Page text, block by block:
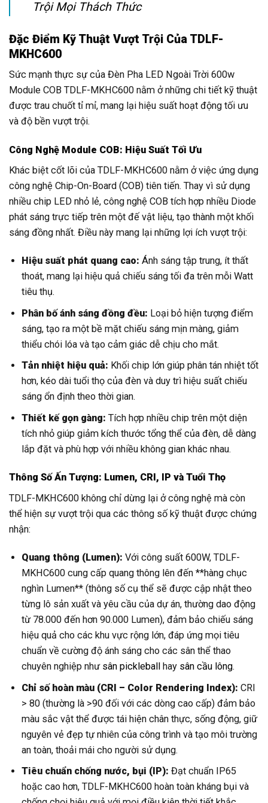
Trội Mọi Thách Thức
Đặc Điểm Kỹ Thuật Vượt Trội Của TDLF-
MKHC600
Sức mạnh thực sự của Đèn Pha LED Ngoài Trời 600w
Module COB TDLF-MKHC600 nằm ở những chi tiết kỹ thuật
được trau chuốt tỉ mỉ, mang lại hiệu suất hoạt động tối ưu
và độ bền vượt trội.
Công Nghệ Module COB: Hiệu Suất Tối Ưu
Khác biệt cốt lõi của TDLF-MKHC600 nằm ở việc ứng dụng
công nghệ Chip-On-Board (COB) tiên tiến. Thay vì sử dụng
nhiều chip LED nhỏ lẻ, công nghệ COB tích hợp nhiều Diode
phát sáng trực tiếp trên một đế vật liệu, tạo thành một khối
sáng đồng nhất. Điều này mang lại những lợi ích vượt trội:
Hiệu suất phát quang cao: Ánh sáng tập trung, ít thất
thoát, mang lại hiệu quả chiếu sáng tối đa trên mỗi Watt
tiêu thụ.
Phân bố ánh sáng đồng đều: Loại bỏ hiện tượng điểm
sáng, tạo ra một bề mặt chiếu sáng mịn màng, giảm
thiểu chói lóa và tạo cảm giác dễ chịu cho mắt.
Tản nhiệt hiệu quả: Khối chip lớn giúp phân tán nhiệt tốt
hơn, kéo dài tuổi thọ của đèn và duy trì hiệu suất chiếu
sáng ổn định theo thời gian.
Thiết kế gọn gàng: Tích hợp nhiều chip trên một diện
tích nhỏ giúp giảm kích thước tổng thể của đèn, dễ dàng
lắp đặt và phù hợp với nhiều không gian khác nhau.
Thông Số Ấn Tượng: Lumen, CRI, IP và Tuổi Thọ
TDLF-MKHC600 không chỉ dừng lại ở công nghệ mà còn
thể hiện sự vượt trội qua các thông số kỹ thuật được chứng
nhận:
Quang thông (Lumen): Với công suất 600W, TDLF-
MKHC600 cung cấp quang thông lên đến **hàng chục
nghìn Lumen** (thông số cụ thể sẽ được cập nhật theo
từng lô sản xuất và yêu cầu của dự án, thường dao động
từ 78.000 đến hơn 90.000 Lumen), đảm bảo chiếu sáng
hiệu quả cho các khu vực rộng lớn, đáp ứng mọi tiêu
chuẩn về cường độ ánh sáng cho các sân thể thao
chuyên nghiệp như sân pickleball hay sân cầu lông.
Chỉ số hoàn màu (CRI – Color Rendering Index): CRI
> 80 (thường là >90 đối với các dòng cao cấp) đảm bảo
màu sắc vật thể được tái hiện chân thực, sống động, giữ
nguyên vẻ đẹp tự nhiên của công trình và tạo môi trường
an toàn, thoải mái cho người sử dụng.
Tiêu chuẩn chống nước, bụi (IP): Đạt chuẩn IP65
hoặc cao hơn, TDLF-MKHC600 hoàn toàn kháng bụi và